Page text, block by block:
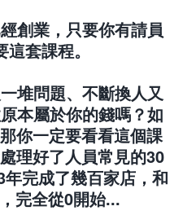
創業，只要你有請員
套課程。
堆問題、不斷換人又
本屬於你的錢嗎？如
你一定要看看這個課
理好了人員常見的30
完成了幾百家店，和
完全從0開始...